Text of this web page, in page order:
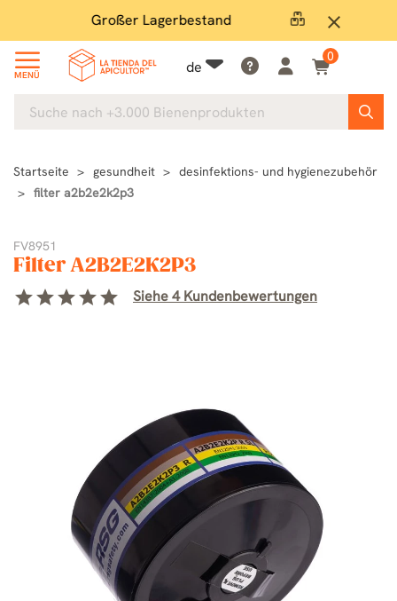
close
Großer Lagerbestand
MENÜ de
0
Startseite gesundheit
desinfektions- und hygienezubehör
filter a2b2e2k2p3
FV8951
Filter A2B2E2K2P3
starstarstarstarstar Siehe 4 Kundenbewertungen